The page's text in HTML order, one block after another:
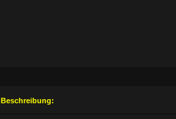
Beschreibung: